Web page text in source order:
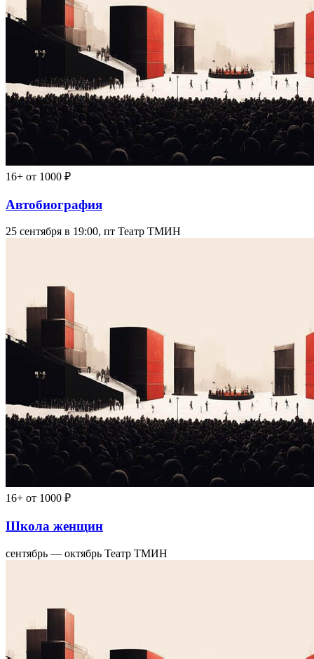
16+ от 1000 ₽
Автобиография
25 сентября в 19:00, пт Театр ТМИН
16+ от 1000 ₽
Школа женщин
сентябрь — октябрь Театр ТМИН